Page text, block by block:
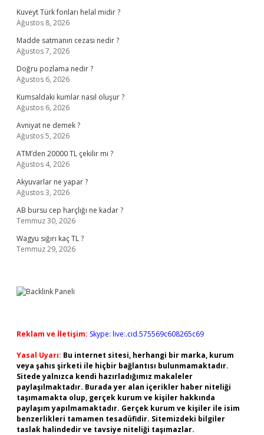
Kuveyt Türk fonları helal midir ?
Ağustos 8, 2026
Madde satmanın cezası nedir ?
Ağustos 7, 2026
Doğru pozlama nedir ?
Ağustos 6, 2026
Kumsaldaki kumlar nasıl oluşur ?
Ağustos 6, 2026
Avniyat ne demek ?
Ağustos 5, 2026
ATM’den 20000 TL çekilir mi ?
Ağustos 4, 2026
Akyuvarlar ne yapar ?
Ağustos 3, 2026
AB bursu cep harçlığı ne kadar ?
Temmuz 30, 2026
Wagyu sığırı kaç TL ?
Temmuz 29, 2026
Reklam ve İletişim: Skype: live:.cid.575569c608265c69
Yasal Uyarı: Bu internet sitesi, herhangi bir marka, kurum
veya şahıs şirketi ile hiçbir bağlantısı bulunmamaktadır.
Sitede yalnızca kendi hazırladığımız makaleler
paylaşılmaktadır. Burada yer alan içerikler haber niteliği
taşımamakta olup, gerçek kurum ve kişiler hakkında
paylaşım yapılmamaktadır. Gerçek kurum ve kişiler ile isim
benzerlikleri tamamen tesadüfidir. Sitemizdeki bilgiler
taslak halindedir ve tavsiye niteliği taşımazlar.